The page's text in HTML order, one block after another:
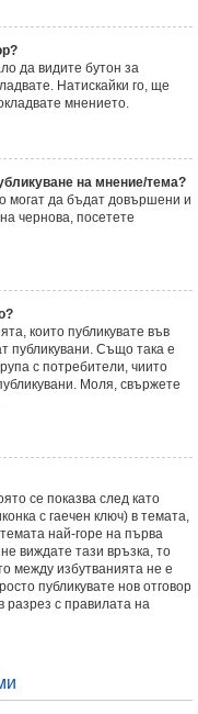
да видите бутон за
Натискайки го, ще
мнението.
на мнение/тема?
могат да бъдат довършени и
чернова, посетете
които публикувате във
публикувани. Също така е
с потребители, чиито
Моля, свържете
се показва след като
с гаечен ключ) в темата,
най-горе на първа
виждате тази връзка, то
между избутванията не е
публикувате нов отговор
разрез с правилата на